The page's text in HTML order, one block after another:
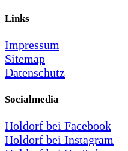
Links
Impressum
Sitemap
Datenschutz
Socialmedia
Holdorf bei Facebook
Holdorf bei Instagram